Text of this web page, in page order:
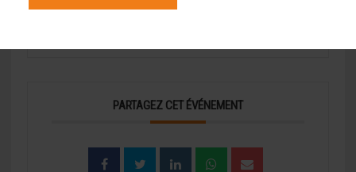
Site officiel
PARTAGEZ CET ÉVÉNEMENT